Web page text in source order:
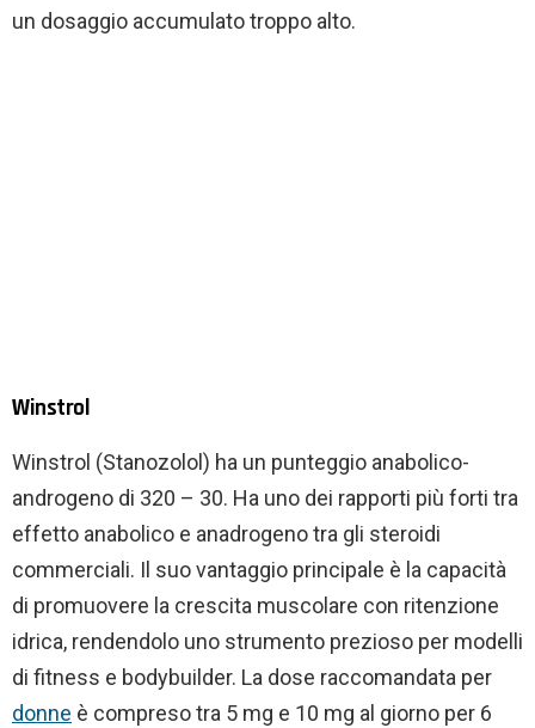
un dosaggio accumulato troppo alto.
Winstrol
Winstrol (Stanozolol) ha un punteggio anabolico-
androgeno di 320 – 30. Ha uno dei rapporti più forti tra
effetto anabolico e anadrogeno tra gli steroidi
commerciali. Il suo vantaggio principale è la capacità
di promuovere la crescita muscolare con ritenzione
idrica, rendendolo uno strumento prezioso per modelli
di fitness e bodybuilder. La dose raccomandata per
donne è compreso tra 5 mg e 10 mg al giorno per 6